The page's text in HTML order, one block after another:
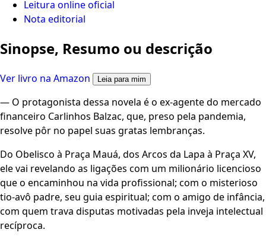
Leitura online oficial
Nota editorial
Sinopse, Resumo ou descrição
Ver livro na Amazon Leia para mim
— O protagonista dessa novela é o ex-agente do mercado
financeiro Carlinhos Balzac, que, preso pela pandemia,
resolve pôr no papel suas gratas lembranças.
Do Obelisco à Praça Mauá, dos Arcos da Lapa à Praça XV,
ele vai revelando as ligações com um milionário licencioso
que o encaminhou na vida profissional; com o misterioso
tio-avô padre, seu guia espiritual; com o amigo de infância,
com quem trava disputas motivadas pela inveja intelectual
recíproca.